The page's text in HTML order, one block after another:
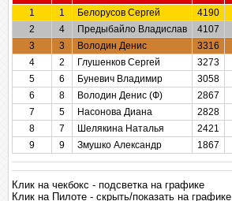
1 1 Белорусов Сергей 4190
2
4 Предыбайло Владислав 4107
3
3 Володин Денис 3316
4
2 Глушенков Сергей 3273
5
6 Буневич Владимир 3058
6
8 Володин Денис (Ф) 2867
7
5 Насонова Диана 2828
8
7 Шелякина Наталья 2421
9
9 Змушко Александр 1867
Клик на чекбокс - подсветка на графике
Клик на Пилоте - скрыть/показать на графике